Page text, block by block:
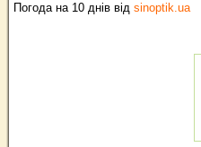
Погода на 10 днів від sinoptik.ua